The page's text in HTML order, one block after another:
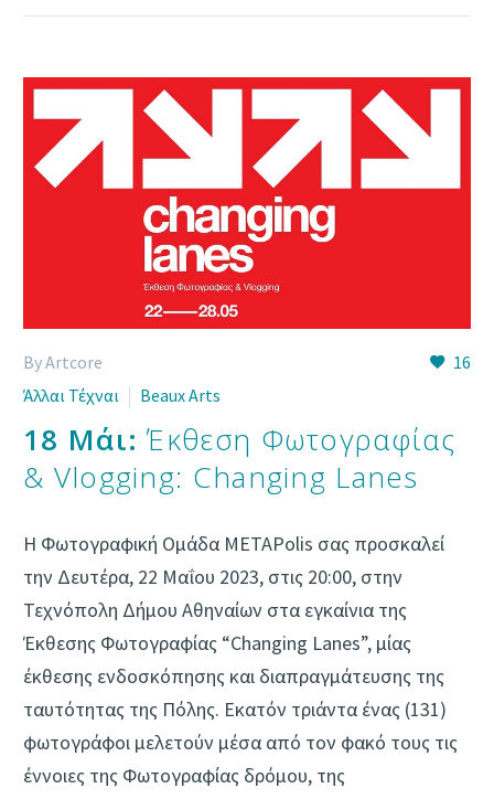
16
By Artcore
Άλλαι Τέχναι
Beaux Arts
18 Μάι:Έκθεση Φωτογραφίας
& Vlogging: Changing Lanes
Η Φωτογραφική Ομάδα METAPolis σας προσκαλεί
την Δευτέρα, 22 Μαΐου 2023, στις 20:00, στην
Τεχνόπολη Δήμου Αθηναίων στα εγκαίνια της
Έκθεσης Φωτογραφίας “Changing Lanes”, μίας
έκθεσης ενδοσκόπησης και διαπραγμάτευσης της
ταυτότητας της Πόλης. Εκατόν τριάντα ένας (131)
φωτογράφοι μελετούν μέσα από τον φακό τους τις
έννοιες της Φωτογραφίας δρόμου, της